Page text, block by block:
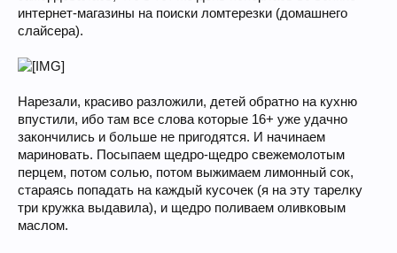
интернет-магазины на поиски ломтерезки (домашнего
слайсера).
Нарезали, красиво разложили, детей обратно на кухню
впустили, ибо там все слова которые 16+ уже удачно
закончились и больше не пригодятся. И начинаем
мариновать. Посыпаем щедро-щедро свежемолотым
перцем, потом солью, потом выжимаем лимонный сок,
стараясь попадать на каждый кусочек (я на эту тарелку
три кружка выдавила), и щедро поливаем оливковым
маслом.